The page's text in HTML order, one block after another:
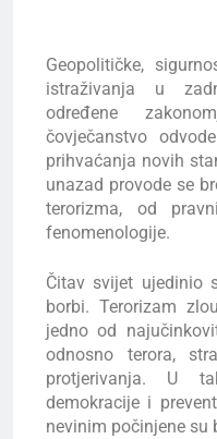
Geopolitičke,
istraživanja u
određene
čovječanstvo
prihvaćanja novih
unazad provode se
terorizma, od
fenomenologije.
Čitav svijet ujedinio
borbi. Terorizam
jedno od
odnosno terora,
protjerivanja. U
demokracije i
nevinim počinjene su